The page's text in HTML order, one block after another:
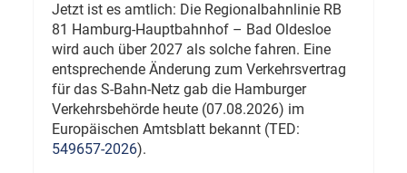
Jetzt ist es amtlich: Die Regionalbahnlinie RB
81 Hamburg-Hauptbahnhof – Bad Oldesloe
wird auch über 2027 als solche fahren. Eine
entsprechende Änderung zum Verkehrsvertrag
für das S-Bahn-Netz gab die Hamburger
Verkehrsbehörde heute (07.08.2026) im
Europäischen Amtsblatt bekannt (TED:
549657-2026).